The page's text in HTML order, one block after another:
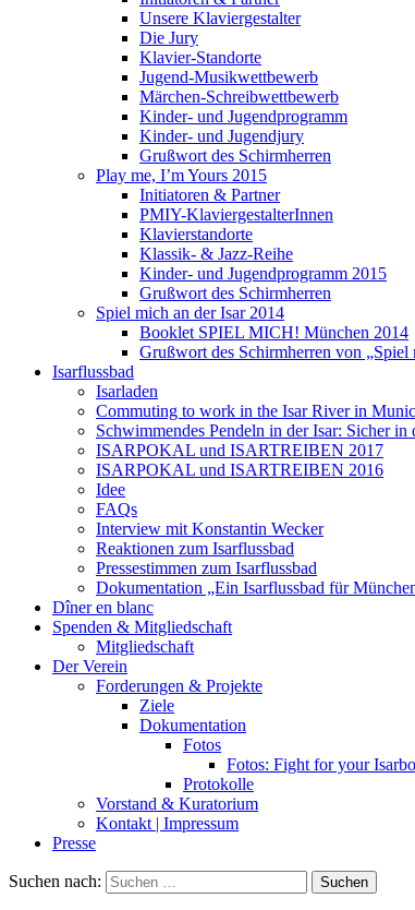
Unsere Klaviergestalter
Die Jury
Klavier-Standorte
Jugend-Musikwettbewerb
Märchen-Schreibwettbewerb
Kinder- und Jugendprogramm
Kinder- und Jugendjury
Grußwort des Schirmherren
Play me, I’m Yours 2015
Initiatoren & Partner
PMIY-KlaviergestalterInnen
Klavierstandorte
Klassik- & Jazz-Reihe
Kinder- und Jugendprogramm 2015
Grußwort des Schirmherren
Spiel mich an der Isar 2014
Booklet SPIEL MICH! München 2014
Grußwort des Schirmherren von
Isarflussbad
Isarladen
Commuting to work in the Isar River in
Schwimmendes Pendeln in der Isar: Sicher
ISARPOKAL und ISARTREIBEN 2017
ISARPOKAL und ISARTREIBEN 2016
Idee
FAQs
Interview mit Konstantin Wecker
Reaktionen zum Isarflussbad
Pressestimmen zum Isarflussbad
Dokumentation „Ein Isarflussbad für
Dîner en blanc
Spenden & Mitgliedschaft
Mitgliedschaft
Der Verein
Forderungen & Projekte
Ziele
Dokumentation
Fotos
Fotos: Fight for your
Protokolle
Vorstand & Kuratorium
Kontakt | Impressum
Presse
Suchen nach: